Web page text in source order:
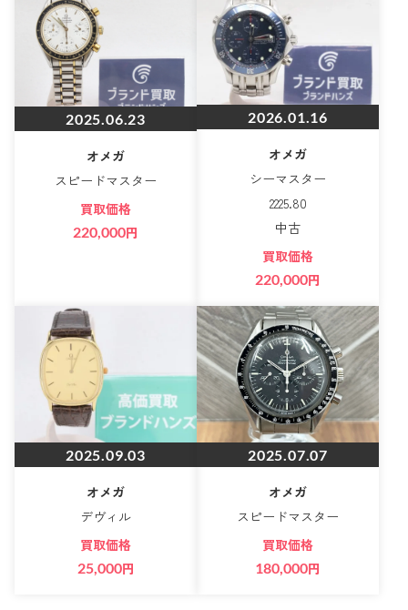
2025.06.23
オメガ
スピードマスター
買取価格
220,000円
2026.01.16
オメガ
シーマスター
2225.80
中古
買取価格
220,000円
2025.09.03
オメガ
デヴィル
買取価格
25,000円
2025.07.07
オメガ
スピードマスター
買取価格
180,000円